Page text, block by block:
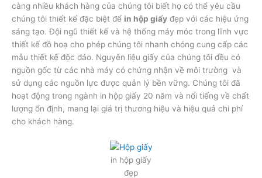
càng nhiều khách hàng của chúng tôi biết họ có thể yêu cầu
chúng tôi thiết kế đặc biệt để in hộp giấy đẹp với các hiệu ứng
sáng tạo. Đội ngũ thiết kế và hệ thống máy móc trong lĩnh vực
thiết kế đồ hoạ cho phép chúng tôi nhanh chóng cung cấp các
mẫu thiết kế độc đáo. Nguyên liệu giấy của chúng tôi đều có
nguồn gốc từ các nhà máy có chứng nhận về môi trường và
sử dụng các nguồn lực được quản lý bền vững. Chúng tôi đã
hoạt động trong ngành in hộp giấy 20 năm và nổi tiếng về chất
lượng ổn định, mang lại giá trị thương hiệu và hiệu quả chi phí
cho khách hàng.
in hộp giấy
đẹp